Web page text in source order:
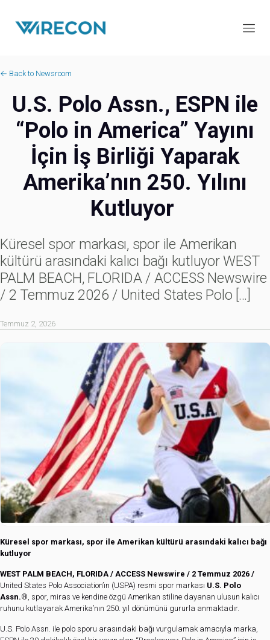
← Back to Newsroom
U.S. Polo Assn., ESPN ile
“Polo in America” Yayını
İçin İş Birliği Yaparak
Amerika’nın 250. Yılını
Kutluyor
Küresel spor markası, spor ile Amerikan
kültürü arasındaki kalıcı bağı kutluyor WEST
PALM BEACH, FLORIDA / ACCESS Newswire
/ 2 Temmuz 2026 / United States Polo […]
Temmuz 2, 2026
Küresel spor markası, spor ile Amerikan kültürü arasındaki kalıcı bağı
kutluyor
WEST PALM BEACH, FLORIDA / ACCESS Newswire / 2 Temmuz 2026 /
United States Polo Association’ın (USPA) resmi spor markası U.S. Polo
Assn.®, spor, miras ve kendine özgü Amerikan stiline dayanan ulusun kalıcı
ruhunu kutlayarak Amerika’nın 250. yıl dönümünü gururla anmaktadır.
U.S. Polo Assn. ile polo sporu arasındaki bağı vurgulamak amacıyla marka,